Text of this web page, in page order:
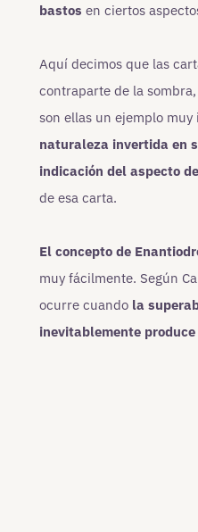
bastos en ciertos
Aquí decimos que las
contraparte de la
son ellas un ejemplo muy
naturaleza invertida en
indicación del aspecto
de esa carta.
El concepto de
muy fácilmente. Según
ocurre cuando la
inevitablemente